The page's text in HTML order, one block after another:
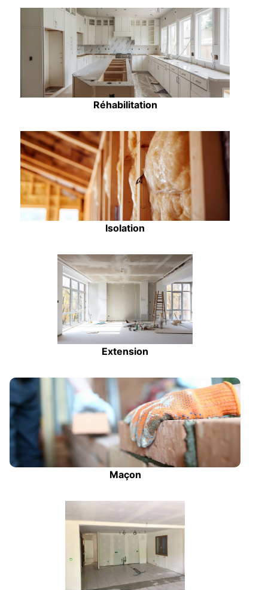
Réhabilitation
Isolation
Extension
Maçon